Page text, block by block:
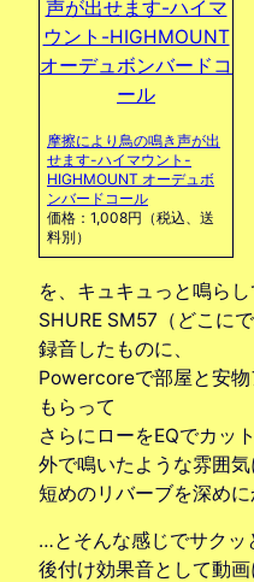
摩擦により鳥の鳴き声が出
せます-ハイマウント-
HIGHMOUNT オーデュボ
ンバードコール
価格：1,008円（税込、送
料別）
を、キュキュっと鳴らし
SHURE SM57（どこに
録音したものに、
Powercoreで部屋と安
もらって
さらにローをEQでカット
外で鳴いたような雰囲
短めのリバーブを深めに
…とそんな感じでサクッ
後付け効果音として動画